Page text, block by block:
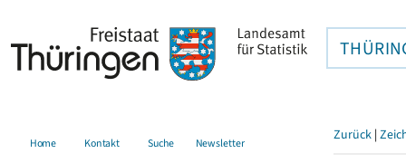
Home Kontakt Suche Newsletter Zurück |